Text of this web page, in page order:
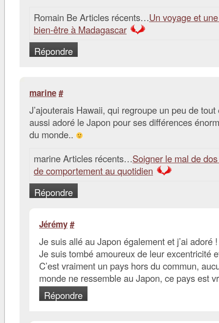
Romain Be Articles récents…Un voyage et
bien-être à Madagascar
Répondre
marine #
J’ajouterais Hawaii, qui regroupe un peu de tout
aussi adoré le Japon pour ses différences
du monde..
marine Articles récents…Soigner le mal de
de comportement au quotidien
Répondre
Jérémy #
Je suis allé au Japon également et j’ai adoré !
Je suis tombé amoureux de leur excentricité
C’est vraiment un pays hors du commun,
monde ne ressemble au Japon, ce pays est
Répondre